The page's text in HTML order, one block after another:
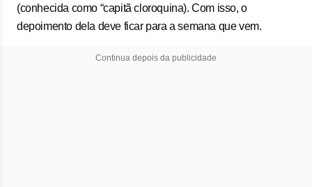
(conhecida como “capitã cloroquina). Com isso, o
depoimento dela deve ficar para a semana que vem.
Continua depois da publicidade